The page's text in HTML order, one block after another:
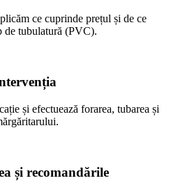
ce cuprinde prețul și de ce
de tubulatură (PVC).
și efectuează forarea, tubarea și
și recomandările